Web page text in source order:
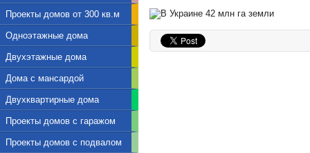
Проекты домов от 300 кв.м
Одноэтажные дома
Двухэтажные дома
Дома с мансардой
Двухквартирные дома
Проекты домов с гаражом
Проекты домов с подвалом